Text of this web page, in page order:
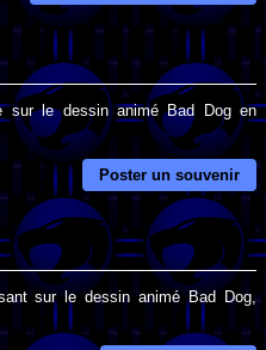
sur le dessin animé Bad Dog en
Poster un souvenir
sur le dessin animé Bad Dog,